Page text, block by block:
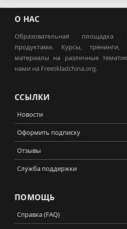
О НАС
Образовательная
продуктами. Курсы,
материалы на различные
нами на Freeskladchina.org.
ССЫЛКИ
Новости
Оформить подписку
Отзывы
Служба поддержки
ПОМОЩЬ
Справка (FAQ)